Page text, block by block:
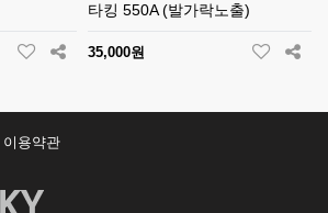
타킹 550A (발가락노출)
35,000원
이용약관